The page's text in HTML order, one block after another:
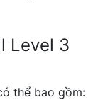
Level 3
thể bao gồm: